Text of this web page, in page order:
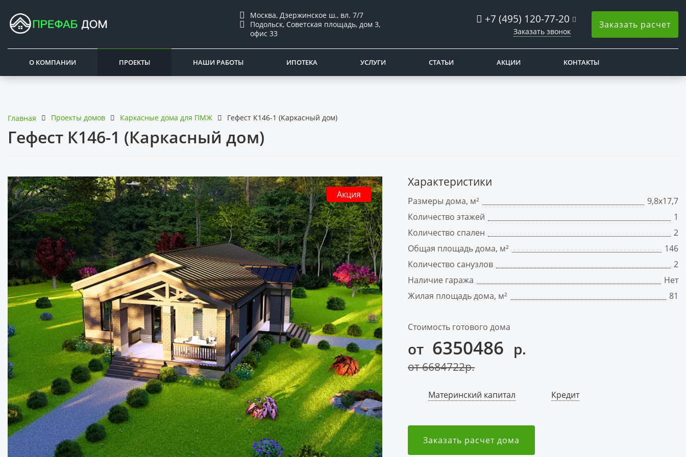
Москва, Дзержинское ш., вл. 7/7
Подольск, Советская площадь, дом 3,
офис 33
+7 (495) 120-77-20
Заказать звонок
Заказать расчет
О КОМПАНИИ ПРОЕКТЫ НАШИ РАБОТЫ ИПОТЕКА УСЛУГИ СТАТЬИ АКЦИИ КОНТАКТЫ
Главная Проекты домов Каркасные дома для ПМЖ Гефест К146-1 (Каркасный дом)
Гефест К146-1 (Каркасный дом)
Акция
Характеристики
Размеры дома, м²
9,8х17,7
Количество этажей
1
Количество спален
2
Общая площадь дома, м²
146
Количество санузлов
2
Наличие гаража
Нет
Жилая площадь дома, м²
81
Стоимость готового дома
от 6350486 р.
от6684722р.
Материнский капитал Кредит
Заказать расчет дома